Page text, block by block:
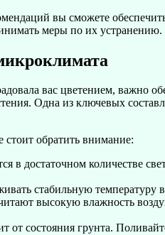
вы сможете
меры по их устранению.
вас цветением, важно
Одна из ключевых
обратить внимание:
в достаточном количестве
стабильную температуру
высокую влажность
от состояния грунта.